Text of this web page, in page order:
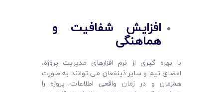
افزایش شفافیت و
هماهنگی
با بهره گیری از نرم ‌افزارهای مدیریت پروژه،
اعضای تیم و سایر ذینفعان می ‌توانند به صورت
همزمان و در زمان واقعی اطلاعات پروژه را